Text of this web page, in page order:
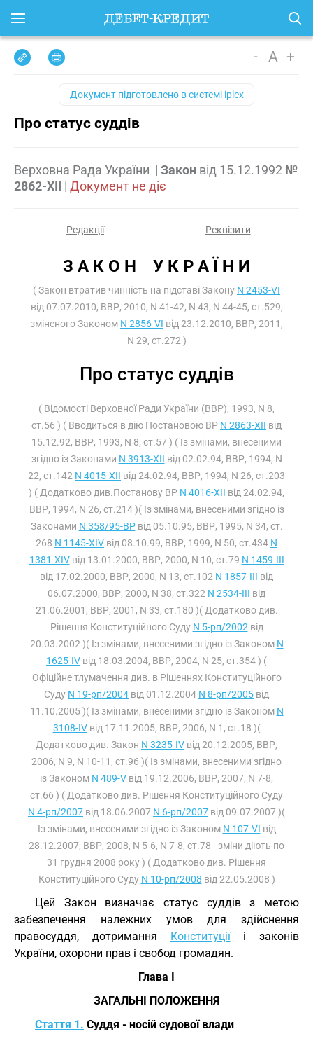
- A +
Документ підготовлено всистемі iplex
Про статус суддів
Верховна Рада України | Закон від 15.12.1992 №
2862-XII | Документ не діє
Редакції Реквізити
З А К О Н    У К Р А Ї Н И
( Закон втратив чинність на підставі Закону N 2453-VI
від 07.07.2010, ВВР, 2010, N 41-42, N 43, N 44-45, ст.529,
зміненого Законом N 2856-VI від 23.12.2010, ВВР, 2011,
N 29, ст.272 )
Про статус суддів
( Відомості Верховної Ради України (ВВР), 1993, N 8,
ст.56 ) ( Вводиться в дію Постановою ВР N 2863-XII від
15.12.92, ВВР, 1993, N 8, ст.57 ) ( Із змінами, внесеними
згідно із Законами N 3913-XII від 02.02.94, ВВР, 1994, N
22, ст.142 N 4015-XII від 24.02.94, ВВР, 1994, N 26, ст.203
) ( Додатково див.Постанову ВР N 4016-XII від 24.02.94,
ВВР, 1994, N 26, ст.214 )( Із змінами, внесеними згідно із
Законами N 358/95-ВРвід 05.10.95, ВВР, 1995, N 34, ст.
268 N 1145-XIV від 08.10.99, ВВР, 1999, N 50, ст.434 N
1381-XIVвід 13.01.2000, ВВР, 2000, N 10, ст.79 N 1459-III
від 17.02.2000, ВВР, 2000, N 13, ст.102 N 1857-III від
06.07.2000, ВВР, 2000, N 38, ст.322 N 2534-III від
21.06.2001, ВВР, 2001, N 33, ст.180 )( Додатково див.
Рішення Конституційного Суду N 5-рп/2002 від
20.03.2002 )( Із змінами, внесеними згідно із Законом N
1625-IV від 18.03.2004, ВВР, 2004, N 25, ст.354 ) (
Офіційне тлумачення див. в Рішеннях Конституційного
Суду N 19-рп/2004 від 01.12.2004 N 8-рп/2005 від
11.10.2005 )( Із змінами, внесеними згідно із Законом N
3108-IVвід 17.11.2005, ВВР, 2006, N 1, ст.18 )(
Додатково див. Закон N 3235-IV від 20.12.2005, ВВР,
2006, N 9, N 10-11, ст.96 )( Із змінами, внесеними згідно
із Законом N 489-V від 19.12.2006, ВВР, 2007, N 7-8,
ст.66 ) ( Додатково див. Рішення Конституційного Суду
N 4-рп/2007 від 18.06.2007 N 6-рп/2007 від 09.07.2007 )(
Із змінами, внесеними згідно із Законом N 107-VI від
28.12.2007, ВВР, 2008, N 5-6, N 7-8, ст.78 - зміни діють по
31 грудня 2008 року ) ( Додатково див. Рішення
Конституційного Суду N 10-рп/2008 від 22.05.2008 )
Цей Закон визначає статус суддів з метою
забезпечення належних умов для здійснення
правосуддя, дотримання Конституціїі законів
України, охорони прав і свобод громадян.
Глава I
ЗАГАЛЬНІ ПОЛОЖЕННЯ
Стаття 1. Суддя - носій судової влади